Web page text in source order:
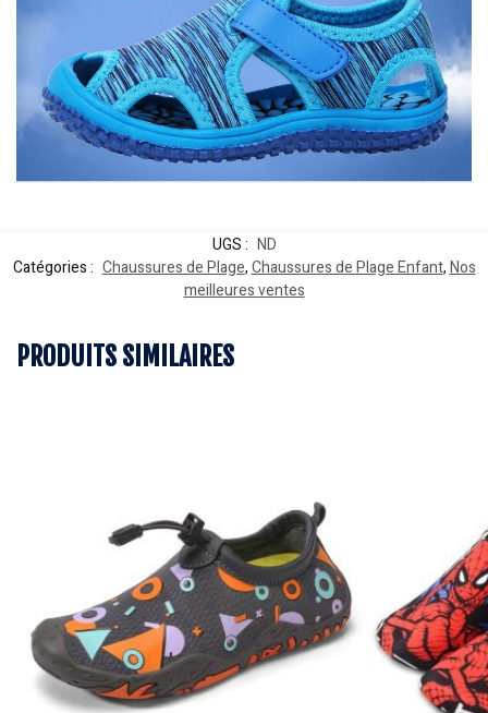
UGS : ND
Catégories : Chaussures de Plage,Chaussures de Plage Enfant,Nos
meilleures ventes
PRODUITS SIMILAIRES